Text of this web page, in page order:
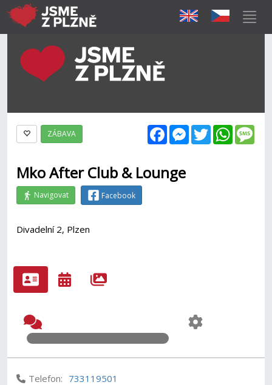
FacebookMessenger
Twitter
ZÁBAVA
Mko After Club & Lounge
Navigovat Facebook
Divadelní 2, Plzen
Telefon: 733119501